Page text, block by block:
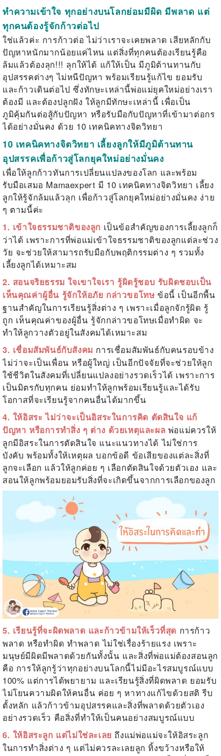
ทำความเข้าใจ ทุกอย่างบนโลกย่อมมีผิด มีพลาด แต่
ทุกคนต้องรู้จักก้าวต่อไป
ใช่แล้วค่ะ การก้าวต่อ ไม่ว่าเราจะเคยพลาด เสียหลักกับ
ปัญหาหนักมากน้อยแค่ไหน แต่สิ่งที่ทุกคนต้องเรียนรู้คือ
ล้มแล้วต้องลุก!!! ลุกให้ได้ แก้ให้เป็น มีภูมิต้านทานกับ
อุปสรรคต่างๆ ไม่หนีปัญหา พร้อมเรียนรู้แก้ไข ยอมรับ
และก้าวเดินต่อไป ซึ่งทักษะเหล่านี้พ่อแม่ยุคใหม่อย่างเรา
ต้องมี และต้องปลูกฝัง ให้ลูกมีทักษะเหล่านี้ เพื่อเป็น
ภูมิคุ้มกันต่อสู้กับปัญหา หรือรับมือกับปัญหาที่เข้ามาต่อกร
ได้อย่างมั่นคง ด้วย 10 เทคนิคทางจิตวิทยา
10 เทคนิคทางจิตวิทยา เลี้ยงลูกให้มีภูมิต้านทาน
อุปสรรคเพื่อก้าวสู่โลกยุคใหม่อย่างมั่นคง
เพื่อให้ลูกก้าวทันการเปลี่ยนแปลงของโลก และพร้อม
รับมือเสมอ Mamaexpert มี 10 เทคนิคทางจิตวิทยา เลี้ยง
ลูกให้รู้จักล้มแล้วลุก เพื่อก้าวสู่โลกยุคใหม่อย่างมั่นคง ง่าย
ๆ ตามนี้ค่ะ
1. เข้าใจธรรมชาติของลูก เป็นข้อสำคัญของการเลี้ยงลูกก็
ว่าได้ เพราะการที่พ่อแม่เข้าใจธรรมชาติของลูกแต่ละช่วง
วัย จะช่วยให้สามารถรับมือกับพฤติกรรมต่าง ๆ รวมทั้ง
เลี้ยงลูกได้เหมาะสม
2. สอนจริยธรรม ใจเขาใจเรา รู้ผิดรู้ชอบ รับผิดชอบเป็น
เห็นคุณค่าผู้อื่น รู้จักให้อภัย กล่าวขอโทษ ข้อนี้ เป็นอีกพื้น
ฐานสำคัญในการเรียนรู้สิ่งต่าง ๆ เพราะเมื่อลูกจักรู้ผิด รู้
ถูก เห็นคุณค่าของผู้อื่น รู้จักกล่าวขอโทษเมื่อทำผิด จะ
ทำให้ลูกวางตัวอยู่ในสังคมได้เหมาะสม
3. เชื่อมสัมพันธ์กับสังคม การเชื่อมสัมพันธ์กับคนรอบข้าง
ไม่ว่าจะเป็นเพื่อน หรือผู้ใหญ่ เป็นอีกปัจจัยที่จะช่วยให้ลูก
ใช้ชีวิตในสังคมที่เปลี่ยนแปลงอย่างรวดเร็วได้ เพราะการ
เป็นมิตรกับทุกคน ย่อมทำให้ลูกพร้อมเรียนรู้และได้รับ
โอกาสที่จะเรียนรู้จากคนอื่นได้มากขึ้น
4. ให้อิสระ ไม่ว่าจะเป็นอิสระในการคิด ตัดสินใจ แก้
ปัญหา หรือการทำสิ่ง ๆ ต่าง ด้วยเหตุและผล พ่อแม่ควรให้
ลูกมีอิสระในการตัดสินใจ แนะแนวทางได้ ไม่ใช่การ
บังคับ พร้อมทั้งให้เหตุผล บอกข้อดี ข้อเสียของแต่ละสิ่งที่
ลูกจะเลือก แล้วให้ลูกค่อย ๆ เลือกตัดสินใจด้วยตัวเอง และ
สอนให้ลูกพร้อมยอมรับสิ่งที่จะเกิดขึ้นจากการเลือกของลูก
5. เรียนรู้ที่จะผิดพลาด และก้าวข้ามให้เร็วที่สุด การก้าว
พลาด หรือทำผิด ทำพลาด ไม่ใช่เรื่องร้ายแรง เพราะ
มนุษย์มีผิดมีพลาดด้วยกันทั้งนั้น และสิ่งที่พ่อแม่ต้องสอนลูก
คือ การให้ลูกรู้ว่าทุกอย่างบนโลกนี้ไม่มีอะไรสมบูรณ์แบบ
100% แต่การได้พยายาม และเรียนรู้สิ่งที่ผิดพลาด ยอมรับ
ไม่โยนความผิดให้คนอื่น ค่อย ๆ หาทางแก้ไขด้วยสติ รีบ
ตั้งหลัก แล้วก้าวข้ามอุปสรรคและสิ่งที่พลาดด้วยตัวเอง
อย่างรวดเร็ว คือสิ่งที่ทำให้เป็นคนอย่างสมบูรณ์แบบ
6. ให้อิสระลูก แต่ไม่ใช่ละเลยถึงแม่พ่อแม่จะให้อิสระลูก
ในการทำสิ่งต่าง ๆ แต่ไม่ควรละเลยลูก ทิ้งขว้างหรือให้